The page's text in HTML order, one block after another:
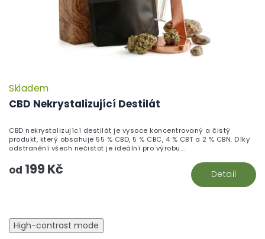
CBD Nekrystalizující Destilát
Skladem
od 199 Kč Detail
CBD nekrystalizující destilát je vysoce koncentrovaný a čistý
produkt, který obsahuje 55 % CBD, 5 % CBC, 4 % CBT a 2 % CBN. Díky
odstranění všech nečistot je ideální pro výrobu...
High-contrast mode